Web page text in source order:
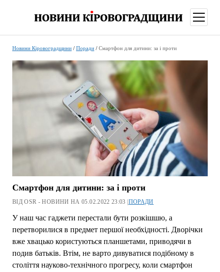
меню
Новини Кіровоградщини/ Поради/ Смартфон для дитини: за і проти
Смартфон для дитини: за і проти
ВІД OSR - НОВИНИ НА 05.02.2022 23:03 | ПОРАДИ
У наш час гаджети перестали бути розкішшю, а
перетворилися в предмет першої необхідності. Дворічки
вже хвацько користуються планшетами, приводячи в
подив батьків. Втім, не варто дивуватися подібному в
століття науково-технічного прогресу, коли смартфон